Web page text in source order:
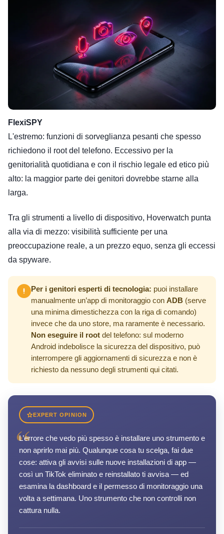
FlexiSPY
L'estremo: funzioni di sorveglianza pesanti che spesso
richiedono il root del telefono. Eccessivo per la
genitorialità quotidiana e con il rischio legale ed etico più
alto: la maggior parte dei genitori dovrebbe starne alla
larga.
Tra gli strumenti a livello di dispositivo, Hoverwatch punta
alla via di mezzo: visibilità sufficiente per una
preoccupazione reale, a un prezzo equo, senza gli eccessi
da spyware.
Per i genitori esperti di tecnologia: puoi installare
manualmente un’app di monitoraggio con ADB (serve
una minima dimestichezza con la riga di comando)
invece che da uno store, ma raramente è necessario.
Non eseguire il root del telefono: sul moderno
Android indebolisce la sicurezza del dispositivo, può
interrompere gli aggiornamenti di sicurezza e non è
richiesto da nessuno degli strumenti qui citati.
EXPERT OPINION
“
L’errore che vedo più spesso è installare uno strumento e
non aprirlo mai più. Qualunque cosa tu scelga, fai due
cose: attiva gli avvisi sulle nuove installazioni di app —
così un TikTok eliminato e reinstallato ti avvisa — ed
esamina la dashboard e il permesso di monitoraggio una
volta a settimana. Uno strumento che non controlli non
cattura nulla.